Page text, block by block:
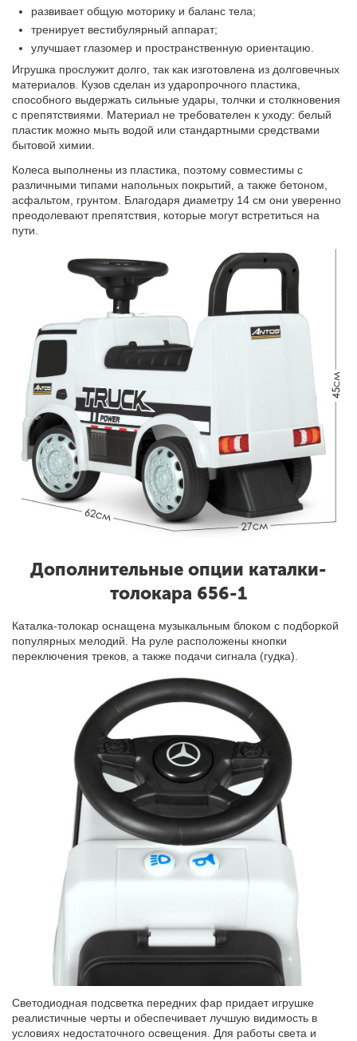
развивает общую моторику и баланс тела;
тренирует вестибулярный аппарат;
улучшает глазомер и пространственную ориентацию.
Игрушка прослужит долго, так как изготовлена из долговечных
материалов. Кузов сделан из ударопрочного пластика,
способного выдержать сильные удары, толчки и столкновения
с препятствиями. Материал не требователен к уходу: белый
пластик можно мыть водой или стандартными средствами
бытовой химии.
Колеса выполнены из пластика, поэтому совместимы с
различными типами напольных покрытий, а также бетоном,
асфальтом, грунтом. Благодаря диаметру 14 см они уверенно
преодолевают препятствия, которые могут встретиться на
пути.
Дополнительные опции каталки-
толокара 656-1
Каталка-толокар оснащена музыкальным блоком с подборкой
популярных мелодий. На руле расположены кнопки
переключения треков, а также подачи сигнала (гудка).
Светодиодная подсветка передних фар придает игрушке
реалистичные черты и обеспечивает лучшую видимость в
условиях недостаточного освещения. Для работы света и